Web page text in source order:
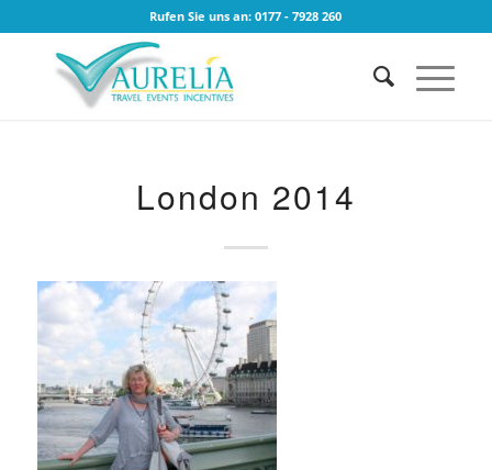
Rufen Sie uns an: 0177 - 7928 260
London 2014